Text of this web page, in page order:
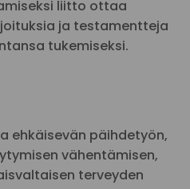
liitto ottaa
ja testamentteja
tukemiseksi.
ehkäisevän päihdetyön,
vähentämisen,
terveyden